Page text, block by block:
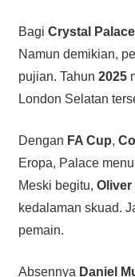
Bagi Crystal Palace
Namun demikian,
pujian. Tahun 2025
London Selatan
Dengan FA Cup,
Eropa, Palace
Meski begitu, Oliver
kedalaman skuad.
pemain.
Absennya Daniel